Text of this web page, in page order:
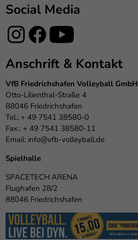
Social Media
Anschrift & Kontakt
VfB Friedrichshafen Volleyball GmbH
Otto-Lilienthal-Straße 4
88046 Friedrichshafen
Tel.: + 49 7541 38580-0
Fax.: + 49 7541 38580-11
Email: info@vfb-volleyball.de
Spielhalle
SPACETECH ARENA
Flughafen 28/2
88046 Friedrichshafen